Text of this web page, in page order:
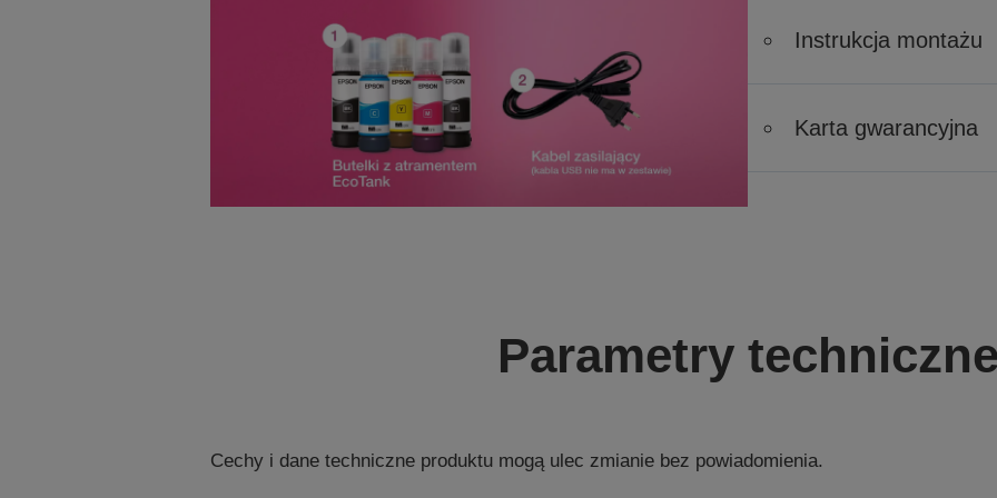
Instrukcja montażu
Karta gwarancyjna
Parametry
Cechy i dane techniczne produktu mogą ulec zmianie bez powiadomienia.